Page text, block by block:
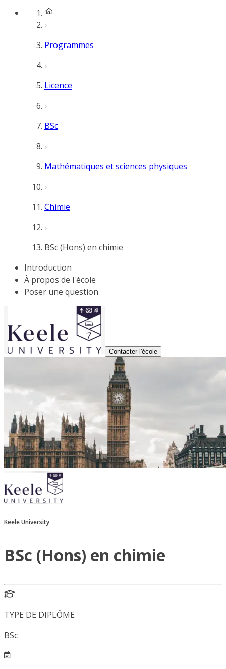
Programmes
Licence
BSc
Mathématiques et sciences physiques
Chimie
BSc (Hons) en chimie
Introduction
À propos de l'école
Poser une question
Contacter l'école
Keele University
BSc (Hons) en chimie
TYPE DE DIPLÔME
BSc